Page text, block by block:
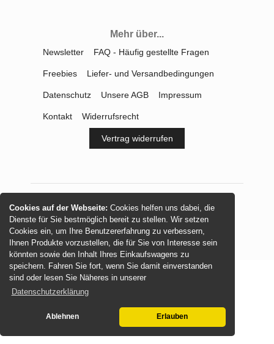
Cookies auf der Webseite:Cookies helfen uns dabei, die
Dienste für Sie bestmöglich bereit zu stellen. Wir setzen
Cookies ein, um Ihre Benutzererfahrung zu verbessern,
Ihnen Produkte vorzustellen, die für Sie von Interesse sein
könnten sowie den Inhalt Ihres Einkaufswagens zu
speichern. Fahren Sie fort, wenn Sie damit einverstanden
sind oder lesen Sie Näheres in unserer
Datenschutzerklärung
Ablehnen Erlauben
Mehr über...
Newsletter FAQ - Häufig gestellte Fragen
Freebies Liefer- und Versandbedingungen
Datenschutz Unsere AGB Impressum
Kontakt Widerrufsrecht
Vertrag widerrufen
© 2026 -mamasliebchen.de